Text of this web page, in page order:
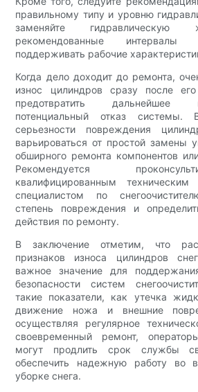
правильному типу и уровню
заменяйте гидравлическую
рекомендованные
поддерживать рабочие
Когда дело доходит до ремонта,
износ цилиндров сразу после
предотвратить
потенциальный отказ системы.
серьезности повреждения
варьироваться от простой замены
обширного ремонта компонентов
Рекомендуется
квалифицированным
специалистом по
степень повреждения и
действия по ремонту.
В заключение отметим, что
признаков износа цилиндров
важное значение для
безопасности систем
такие показатели, как утечка
движение ножа и внешние
осуществляя регулярное
своевременный ремонт,
могут продлить срок службы
обеспечить надежную работу во
уборке снега.